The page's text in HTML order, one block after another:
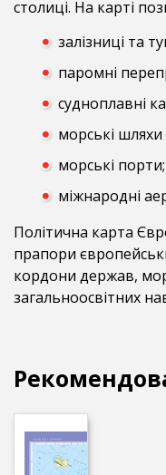
столиці. На карті
залізниці та
паромні
судноплавні
морські шляхи
морські порти;
міжнародні
Політична карта
прапори
кордони держав,
загальноосвітних